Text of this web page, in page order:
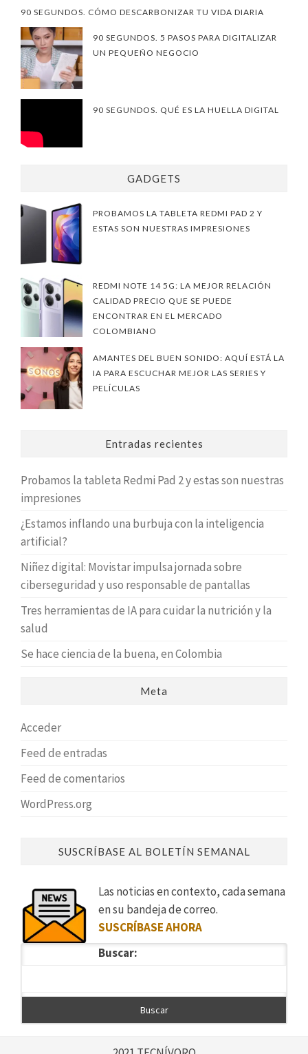
90 SEGUNDOS. CÓMO DESCARBONIZAR TU VIDA DIARIA
90 SEGUNDOS. 5 PASOS PARA DIGITALIZAR
UN PEQUEÑO NEGOCIO
90 SEGUNDOS. QUÉ ES LA HUELLA DIGITAL
GADGETS
PROBAMOS LA TABLETA REDMI PAD 2 Y
ESTAS SON NUESTRAS IMPRESIONES
REDMI NOTE 14 5G: LA MEJOR RELACIÓN
CALIDAD PRECIO QUE SE PUEDE
ENCONTRAR EN EL MERCADO
COLOMBIANO
AMANTES DEL BUEN SONIDO: AQUÍ ESTÁ LA
IA PARA ESCUCHAR MEJOR LAS SERIES Y
PELÍCULAS
Entradas recientes
Probamos la tableta Redmi Pad 2 y estas son nuestras
impresiones
¿Estamos inflando una burbuja con la inteligencia
artificial?
Niñez digital: Movistar impulsa jornada sobre
ciberseguridad y uso responsable de pantallas
Tres herramientas de IA para cuidar la nutrición y la
salud
Se hace ciencia de la buena, en Colombia
Meta
Acceder
Feed de entradas
Feed de comentarios
WordPress.org
SUSCRÍBASE AL BOLETÍN SEMANAL
Las noticias en contexto, cada semana
en su bandeja de correo.
SUSCRÍBASE AHORA
Buscar: